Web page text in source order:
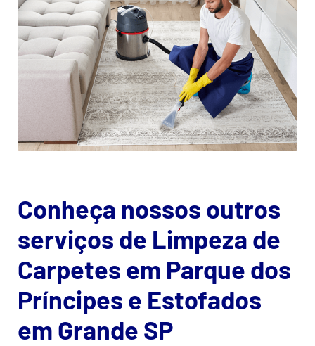
Conheça nossos outros
serviços de Limpeza de
Carpetes em Parque dos
Príncipes e Estofados
em Grande SP